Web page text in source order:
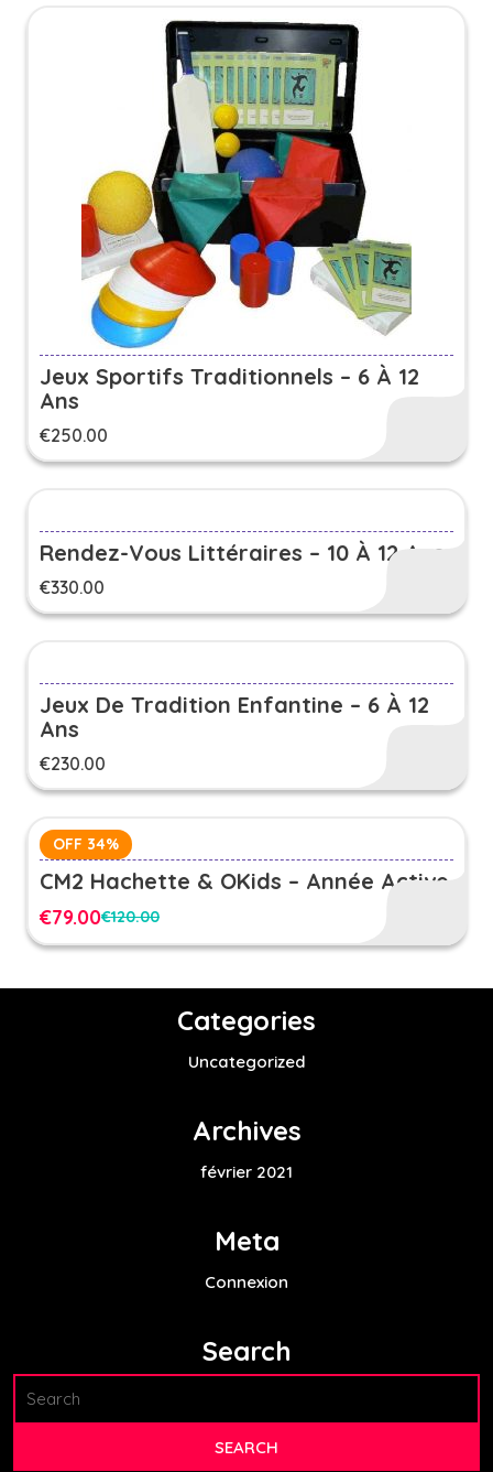
Jeux Sportifs Traditionnels – 6 À 12
Ans
€250.00
Rendez-Vous Littéraires – 10 À 12 Ans
€330.00
Jeux De Tradition Enfantine – 6 À 12
Ans
€230.00
OFF 34%
CM2 Hachette & OKids – Année Active
€120.00
Le
prix
€79.00
Le
prix
Categories
Uncategorized
Archives
février 2021
Meta
Connexion
Search